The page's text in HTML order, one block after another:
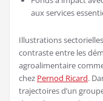
aux services
Illustrations
contraste entre les
agroalimentaire
chez Pernod Ricard.
trajectoires d’un